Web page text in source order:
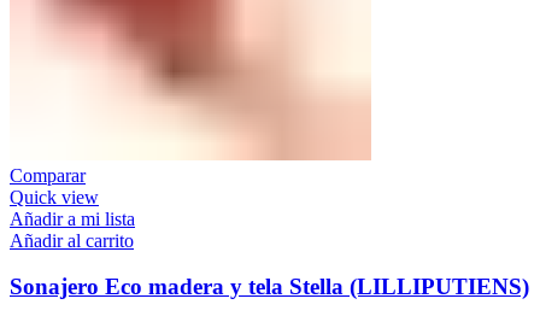
Comparar
Quick view
Añadir a mi lista
Añadir al carrito
Sonajero Eco madera y tela Stella (LILLIPUTIENS)